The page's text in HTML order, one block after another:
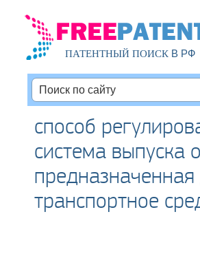
ПАТЕНТНЫЙ ПОИСКВ РФ
способ
система выпуска
транспортное